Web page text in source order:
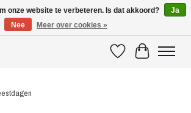
VerlanglijstWinkelwagen
onze website te verbeteren. Is dat akkoord?
Ja
Nee
Meer over cookies »